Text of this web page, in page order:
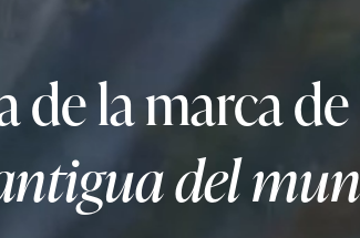
de la marca de
del